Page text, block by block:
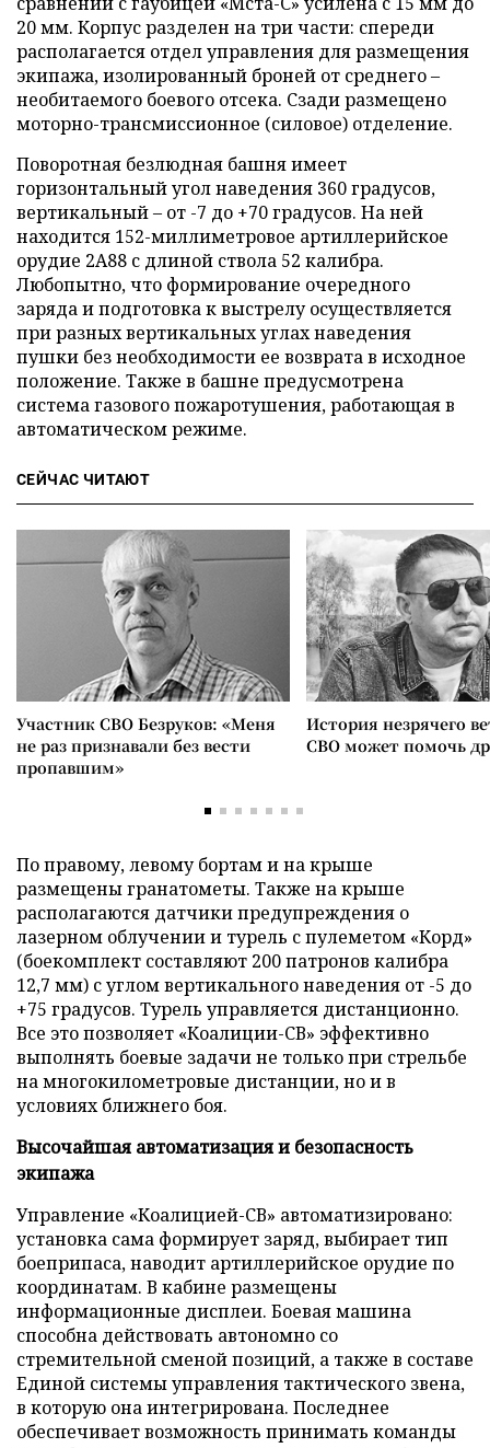
20 мм. Корпус разделен на три части: спереди
располагается отдел управления для размещения
экипажа, изолированный броней от среднего –
необитаемого боевого отсека. Сзади размещено
моторно-трансмиссионное (силовое) отделение.
Поворотная безлюдная башня имеет
горизонтальный угол наведения 360 градусов,
вертикальный – от -7 до +70 градусов. На ней
находится 152-миллиметровое артиллерийское
орудие 2А88 с длиной ствола 52 калибра.
Любопытно, что формирование очередного
заряда и подготовка к выстрелу осуществляется
при разных вертикальных углах наведения
пушки без необходимости ее возврата в исходное
положение. Также в башне предусмотрена
система газового пожаротушения, работающая в
автоматическом режиме.
СЕЙЧАС ЧИТАЮТ
Участник СВО Безруков: «Меня
не раз признавали без вести
пропавшим»
История незрячего
СВО может помочь
По правому, левому бортам и на крыше
размещены гранатометы. Также на крыше
располагаются датчики предупреждения о
лазерном облучении и турель с пулеметом «Корд»
(боекомплект составляют 200 патронов калибра
12,7 мм) с углом вертикального наведения от -5 до
+75 градусов. Турель управляется дистанционно.
Все это позволяет «Коалиции-СВ» эффективно
выполнять боевые задачи не только при стрельбе
на многокилометровые дистанции, но и в
условиях ближнего боя.
Высочайшая автоматизация и безопасность
экипажа
Управление «Коалицией-СВ» автоматизировано:
установка сама формирует заряд, выбирает тип
боеприпаса, наводит артиллерийское орудие по
координатам. В кабине размещены
информационные дисплеи. Боевая машина
способна действовать автономно со
стремительной сменой позиций, а также в составе
Единой системы управления тактического звена,
в которую она интегрирована. Последнее
обеспечивает возможность принимать команды